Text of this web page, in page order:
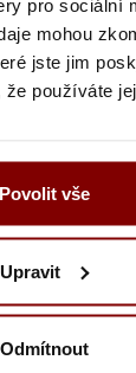
pro sociální
mohou
jste jim
používáte
Povolit vše
Upravit
Odmítnout
funkčné
-
odvádzajúci a
na dotyk
aj vzadu